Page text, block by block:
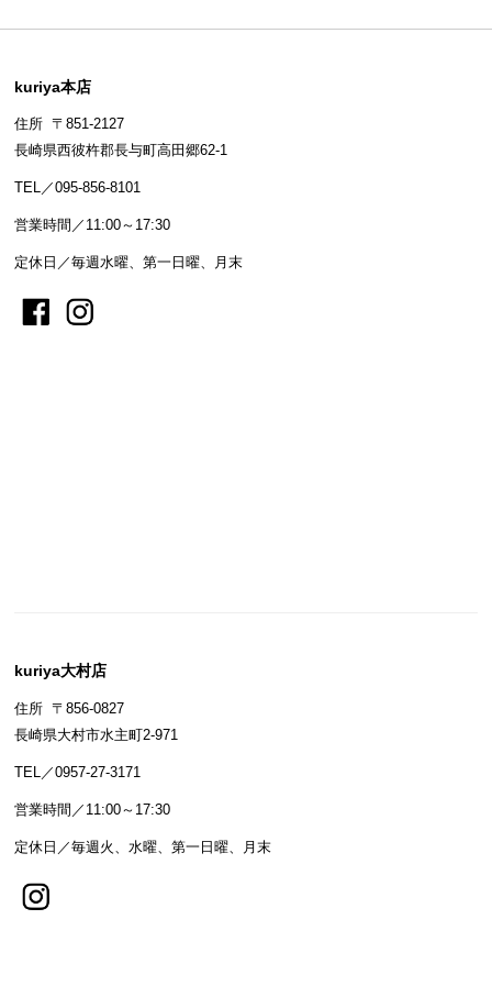
kuriya本店
住所 〒851-2127
長崎県西彼杵郡長与町高田郷62-1
TEL／095-856-8101
営業時間／11:00～17:30
定休日／毎週水曜、第一日曜、月末
kuriya大村店
住所 〒856-0827
長崎県大村市水主町2-971
TEL／0957-27-3171
営業時間／11:00～17:30
定休日／毎週火、水曜、第一日曜、月末